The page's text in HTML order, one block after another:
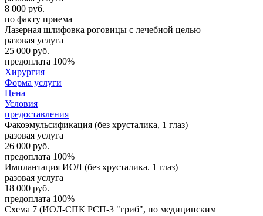
8 000 руб.
по факту приема
Лазерная шлифовка роговицы с лечебной целью
разовая услуга
25 000 руб.
предоплата 100%
Хирургия
Форма услуги
Цена
Условия
предоставления
Факоэмульсификация (без хрусталика, 1 глаз)
разовая услуга
26 000 руб.
предоплата 100%
Имплантация ИОЛ (без хрусталика. 1 глаз)
разовая услуга
18 000 руб.
предоплата 100%
Схема 7 (ИОЛ-СПК РСП-3 "гриб", по медицинским